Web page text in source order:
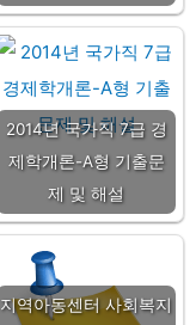
2014년 국가직 7급 경
제학개론-A형 기출문
제 및 해설
지역아동센터 사회복지